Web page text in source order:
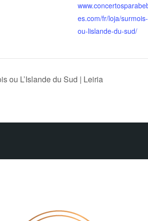
es.com/fr/loja/surmois-
ou-lislande-du-sud/
ou L’Islande du Sud | Leiria